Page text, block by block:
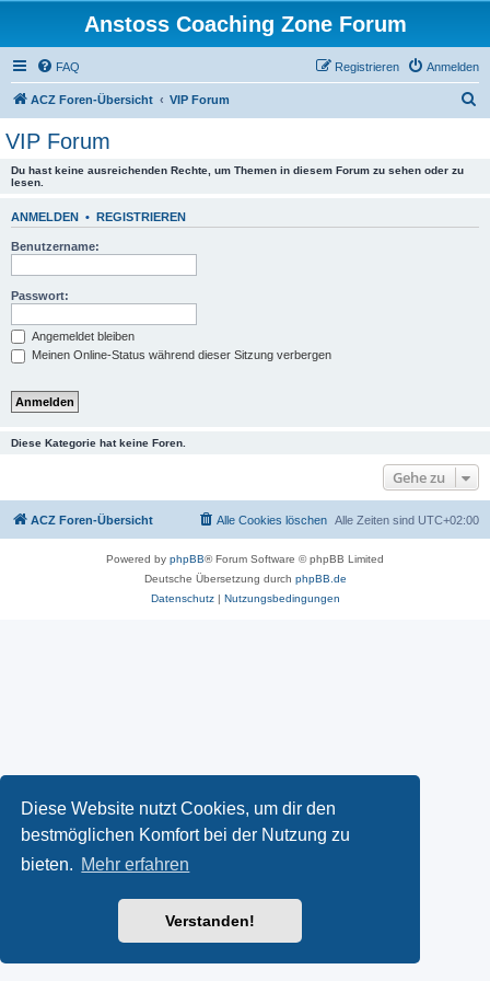
Diese Website nutzt Cookies, um dir den
bestmöglichen Komfort bei der Nutzung zu
bieten. Mehr erfahren
Verstanden!
Anstoss Coaching Zone Forum
FAQ Anmelden
Registrieren
ACZ Foren-Übersicht VIP Forum
VIP Forum
Du hast keine ausreichenden Rechte, um Themen in diesem Forum zu sehen oder zu
lesen.
ANMELDEN • REGISTRIEREN
Benutzername:
Passwort:
Angemeldet bleiben
Meinen Online-Status während dieser Sitzung verbergen
Diese Kategorie hat keine Foren.
Gehe zu
ACZ Foren-Übersicht Alle Zeiten sind UTC+02:00
Alle Cookies löschen
Powered by phpBB® Forum Software © phpBB Limited
Deutsche Übersetzung durch phpBB.de
Datenschutz| Nutzungsbedingungen